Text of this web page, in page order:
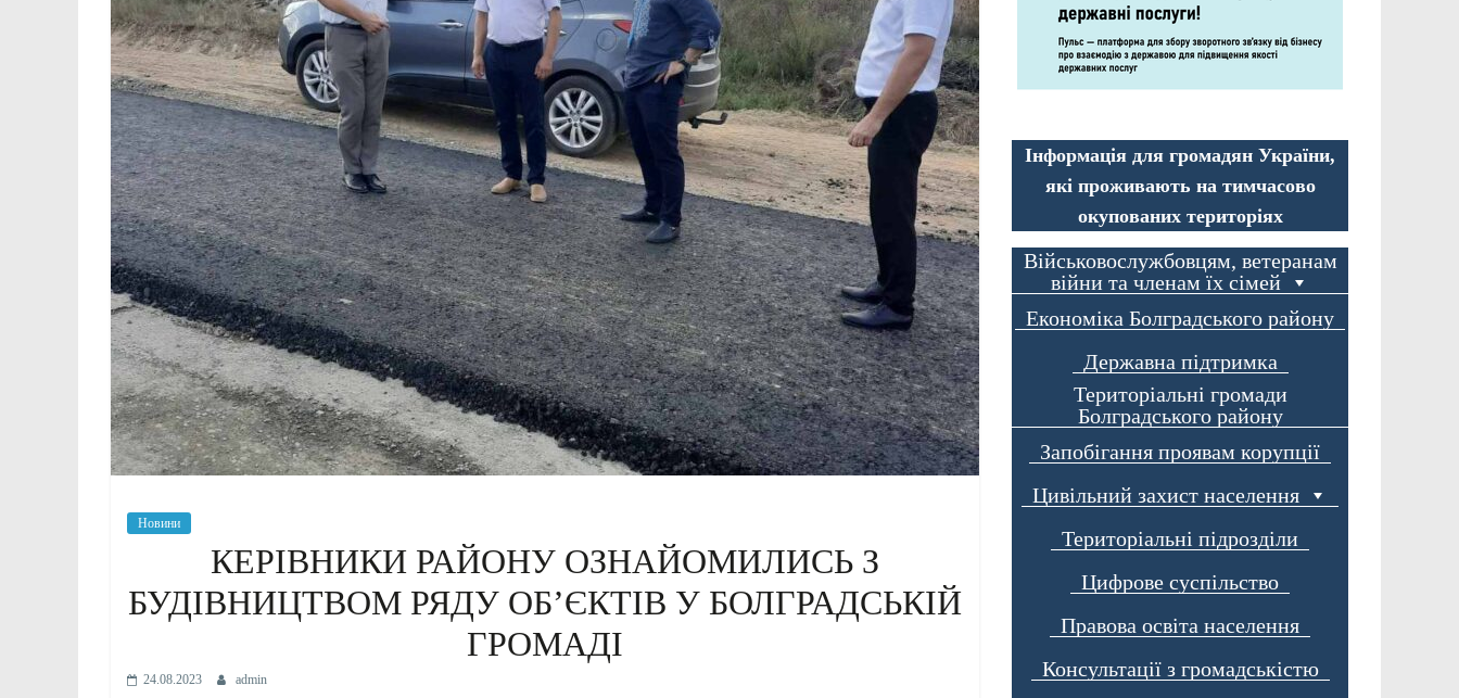
Новини
КЕРІВНИКИ РАЙОНУ ОЗНАЙОМИЛИСЬ З
БУДІВНИЦТВОМ РЯДУ ОБ’ЄКТІВ У БОЛГРАДСЬКІЙ
ГРОМАДІ
24.08.2023 admin
Інформація для громадян України,
які проживають на тимчасово
окупованих територіях
Військовослужбовцям, ветеранам
війни та членам їх сімей
Економіка Болградського району
Державна підтримка
Територіальні громади
Болградського району
Запобігання проявам корупції
Цивільний захист населення
Територіальні підрозділи
Цифрове суспільство
Правова освіта населення
Консультації з громадськістю